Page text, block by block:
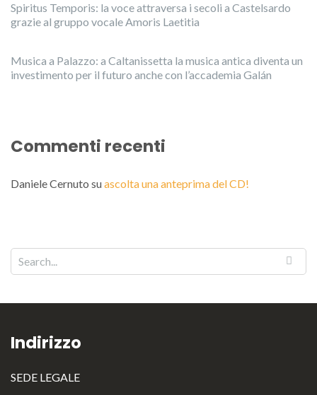
Spiritus Temporis: la voce attraversa i secoli a Castelsardo
grazie al gruppo vocale Amoris Laetitia
Musica a Palazzo: a Caltanissetta la musica antica diventa un
investimento per il futuro anche con l’accademia Galán
Commenti recenti
Daniele Cernuto suascolta una anteprima del CD!
Indirizzo
SEDE LEGALE